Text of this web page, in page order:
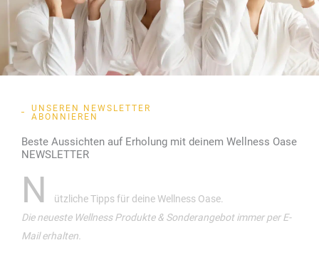
UNSEREN NEWSLETTER
ABONNIEREN
Beste Aussichten auf Erholung mit deinem Wellness Oase
NEWSLETTER
N
ützliche Tipps für deine Wellness Oase.
Die neueste Wellness Produkte & Sonderangebot immer per E-
Mail erhalten.